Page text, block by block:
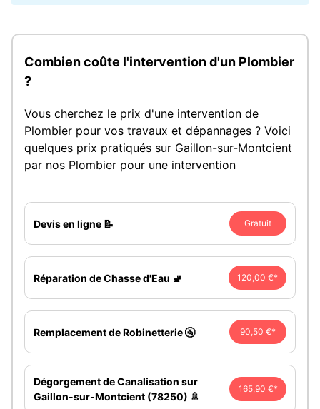
Combien coûte l'intervention d'un Plombier
?
Vous cherchez le prix d'une intervention de
Plombier pour vos travaux et dépannages ? Voici
quelques prix pratiqués sur Gaillon-sur-Montcient
par nos Plombier pour une intervention
Devis en ligne 📝 Gratuit
Réparation de Chasse d'Eau 🚽 120,00 €*
Remplacement de Robinetterie 🚰 90,50 €*
Dégorgement de Canalisation sur
Gaillon-sur-Montcient (78250) 🚿
165,90 €*